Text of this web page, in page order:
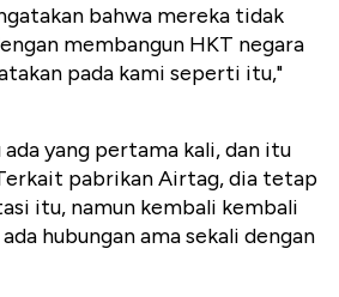
bahwa mereka tidak
membangun HKT negara
pada kami seperti itu,"
ada yang pertama kali, dan itu
pabrikan Airtag, dia tetap
itu, namun kembali kembali
hubungan ama sekali dengan